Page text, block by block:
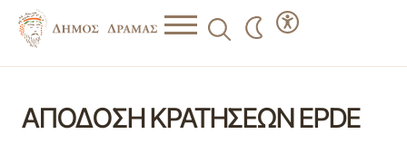
ΑΠΟΔΟΣΗ ΚΡΑΤΗΣΕΩΝ EPDE